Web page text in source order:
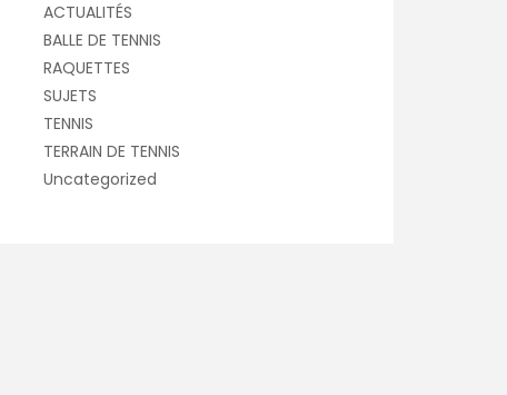
ACTUALITÉS
BALLE DE TENNIS
RAQUETTES
SUJETS
TENNIS
TERRAIN DE TENNIS
Uncategorized